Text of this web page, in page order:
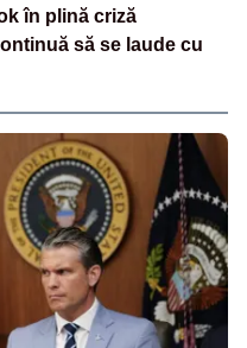
în plină criză
să se laude cu